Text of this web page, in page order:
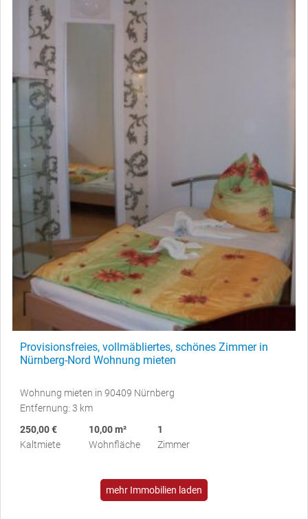
Provisionsfreies, vollmäbliertes, schönes Zimmer in
Nürnberg-Nord Wohnung mieten
Wohnung mieten in 90409 Nürnberg
Entfernung: 3 km
250,00 €
Kaltmiete
10,00 m²
Wohnfläche
1
Zimmer
mehr Immobilien laden